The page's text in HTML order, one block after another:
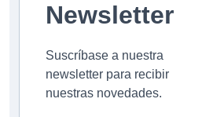
Newsletter
Suscríbase a nuestra
newsletter para recibir
nuestras novedades.